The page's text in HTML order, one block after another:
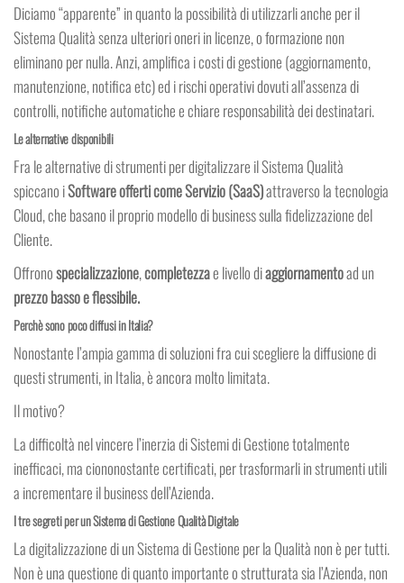
Diciamo “apparente” in quanto la possibilità di utilizzarli anche per il
Sistema Qualità senza ulteriori oneri in licenze, o formazione non
eliminano per nulla. Anzi, amplifica i costi di gestione (aggiornamento,
manutenzione, notifica etc) ed i rischi operativi dovuti all’assenza di
controlli, notifiche automatiche e chiare responsabilità dei destinatari.
Le alternative disponibili
Fra le alternative di strumenti per digitalizzare il Sistema Qualità
spiccano iSoftware offerti come Servizio (SaaS)attraverso la tecnologia
Cloud, che basano il proprio modello di business sulla fidelizzazione del
Cliente.
Offronospecializzazione,completezzae livello diaggiornamentoad un
prezzo basso e flessibile.
Perchè sono poco diffusi in Italia?
Nonostante l’ampia gamma di soluzioni fra cui scegliere la diffusione di
questi strumenti, in Italia, è ancora molto limitata.
Il motivo?
La difficoltà nel vincere l’inerzia di Sistemi di Gestione totalmente
inefficaci, ma ciononostante certificati, per trasformarli in strumenti utili
a incrementare il business dell’Azienda.
I tre segreti per un Sistema di Gestione Qualità Digitale
La digitalizzazione di un Sistema di Gestione per la Qualità non è per tutti.
Non è una questione di quanto importante o strutturata sia l’Azienda, non